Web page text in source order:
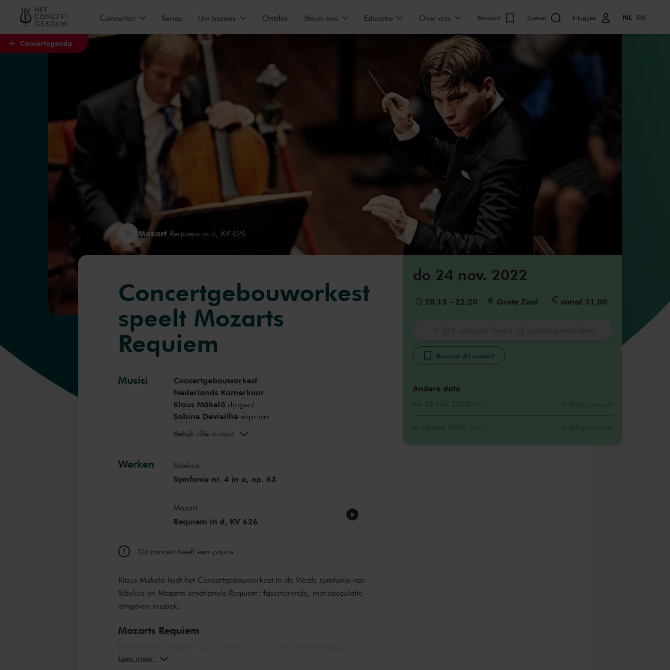
Naar hoofdcontent
Concertagenda
Concerten Series Uw bezoek Ontdek Steun ons Educatie Over ons Bewaard Zoeken Inloggen NL EN
do 24 nov. 2022
20:15 – 22:20 Grote Zaal vanaf 31,00
Bewaar dit concert
Andere data
Mozart Requiem in d, KV 626
Concertgebouworkest
speelt Mozarts
Requiem
Musici
Concertgebouworkest
Nederlands Kamerkoor
Klaus Mäkelä dirigent
Sabine Devieilhe sopraan
Sasha Cooke
Julian Prégardien
Bekijk alle musici
Werken Sibelius
Symfonie nr. 4 in a, op. 63
Mozart
Requiem in d, KV 626
Dit concert heeft een pauze
Klaus Mäkelä leidt het Concertgebouworkest in deVierde symfonie van
Sibelius en Mozarts emotionele Requiem : fascinerende, met speculatie
omgeven muziek.
Mozarts Requiem
Mozart een requiem te componeren. De doodzieke Mozart overleed
Lees meer